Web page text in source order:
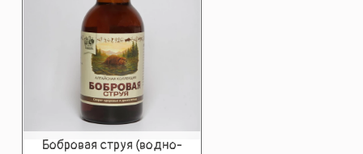
Бобровая струя (водно-